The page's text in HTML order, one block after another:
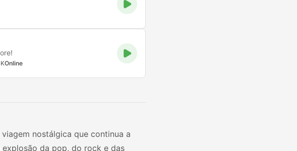
Online
nostálgica que continua a
da pop, do rock e das